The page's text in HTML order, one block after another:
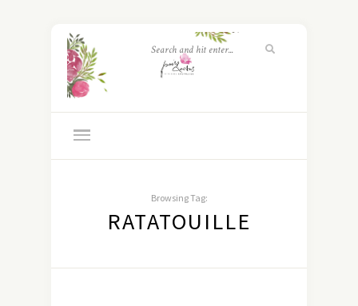
Browsing Tag:
RATATOUILLE